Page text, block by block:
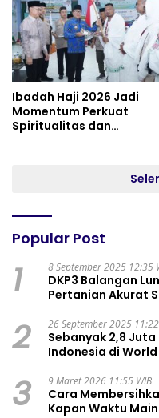
Ibadah Haji 2026 Jadi
Momentum Perkuat
Spiritualitas dan
Popular Post
1 8 September 2025 12:35
DKP3 Balangan
Pertanian Akurat
2 26 September 2025
Sebanyak 2,8
Indonesia di World
3 9 Maret 2026 11:55 WIB
Cara
Kapan Waktu